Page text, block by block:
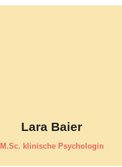
Lara Baier
M.Sc. klini­sche Psycho­login